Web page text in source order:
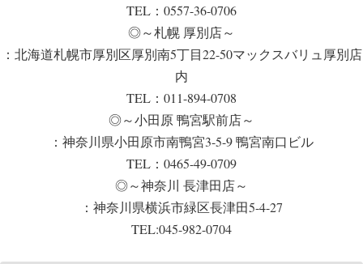
TEL：0557-36-0706
◎～札幌 厚別店～
：北海道札幌市厚別区厚別南5丁目22-50マックスバリュ厚別店
内
TEL：011-894-0708
◎～小田原 鴨宮駅前店～
：神奈川県小田原市南鴨宮3-5-9 鴨宮南口ビル
TEL：0465-49-0709
◎～神奈川 長津田店～
：神奈川県横浜市緑区長津田5-4-27
TEL:045-982-0704